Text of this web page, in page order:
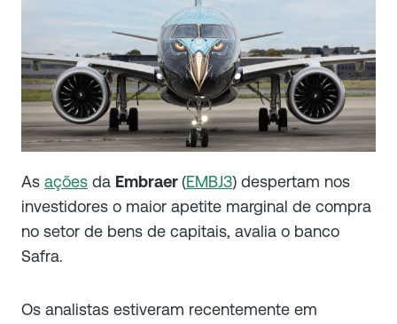
As ações da Embraer(EMBJ3) despertam nos
investidores o maior apetite marginal de compra
no setor de bens de capitais, avalia o banco
Safra.
Os analistas estiveram recentemente em